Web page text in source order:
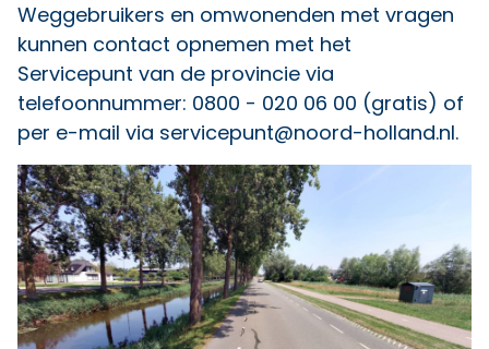
Weggebruikers en omwonenden met vragen
kunnen contact opnemen met het
Servicepunt van de provincie via
telefoonnummer: 0800 - 020 06 00 (gratis) of
per e-mail via servicepunt@noord-holland.nl.